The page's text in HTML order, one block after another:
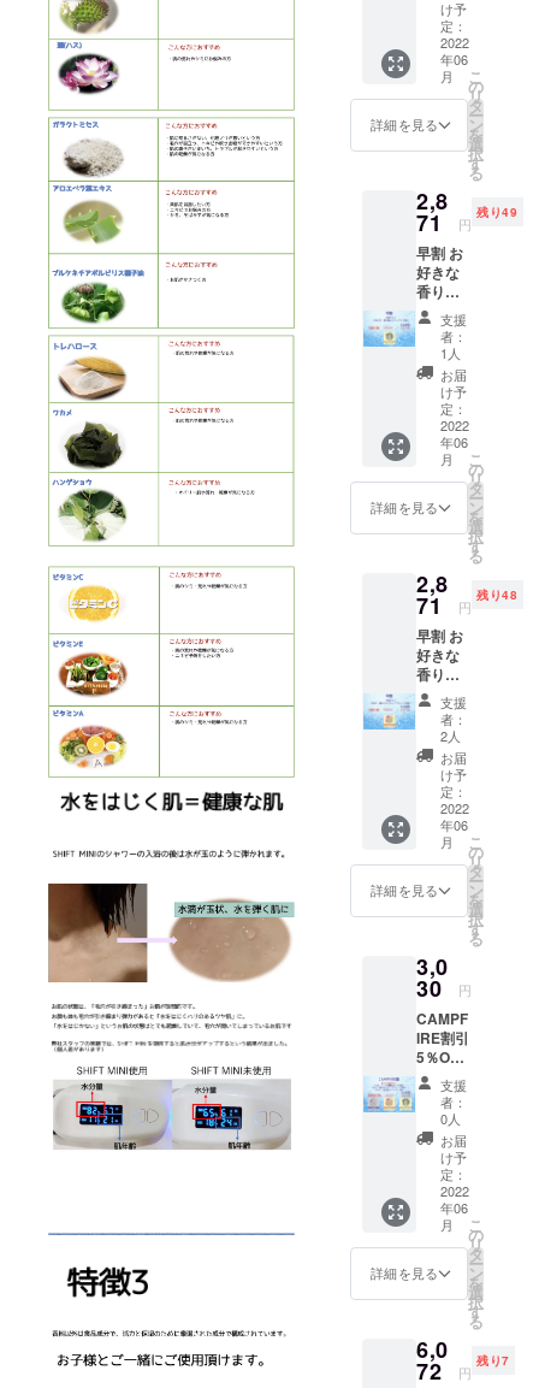
ブと濃
厚な
ローズ
の香り
10％OF
F 先着
50個
け予
定：
2022
年06
月
詳細を見る
こ
の
リ
タ
ー
ン
を
選
択
す
る
2,8
71 円
残り49
早割 お
好きな
香り一
つご購
入
FORES
T：落ち
着いた
ウッ
ディな
香り
10％OF
F 先着
50個
支援
者：
1人
お届
け予
定：
2022
年06
月
詳細を見る
こ
の
リ
タ
ー
ン
を
選
択
す
る
2,8
71 円
残り48
早割 お
好きな
香り一
つご購
入
FRUIT
：爽や
かなグ
レープ
フルー
ツの香
10％OF
F 先着
50個
支援
者：
2人
お届
け予
定：
2022
年06
月
詳細を見る
こ
の
リ
タ
ー
ン
を
選
択
す
る
3,0
30 円
CAMPF
IRE割引
5％OFF
数量限
定なし
オプ
ション
よりお
好みの
香りを
一つお
選び下
さい。
支援
者：
0人
お届
け予
定：
2022
年06
月
詳細を見る
こ
の
リ
タ
ー
ン
を
選
択
す
る
6,0
72 円
残り7